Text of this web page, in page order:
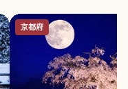
京都府